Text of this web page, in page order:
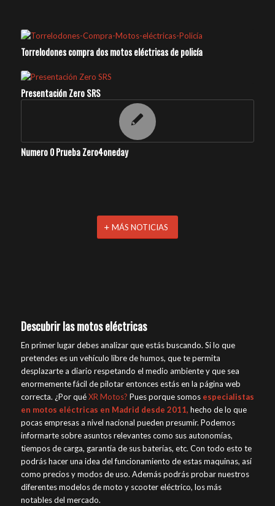
Torrelodones compra dos motos eléctricas de policía
Presentación Zero SRS
Numero 0 Prueba Zero4oneday
MÁS NOTICIAS
Descubrir las motos eléctricas
En primer lugar debes analizar que estás buscando. Si lo que
pretendes es un vehículo libre de humos, que te permita
desplazarte a diario respetando el medio ambiente y que sea
enormemente fácil de pilotar entonces estás en la página web
correcta. ¿Por quéXR Motos? Pues porque somos especialistas
en motos eléctricas en Madrid desde 2011, hecho de lo que
pocas empresas a nivel nacional pueden presumir. Podemos
informarte sobre asuntos relevantes como sus autonomías,
tiempos de carga, garantía de sus baterías, etc. Con todo esto te
podrás hacer una idea del funcionamiento de estas maquinas, así
como precios y modos de uso. Además podrás probar nuestros
diferentes modelos de moto y scooter eléctrico, los más
notables del mercado.